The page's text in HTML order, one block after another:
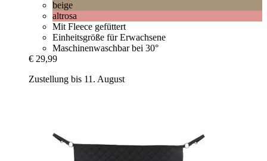
beige
altrosa
Mit Fleece gefüttert
Einheitsgröße für Erwachsene
Maschinenwaschbar bei 30°
€ 29,99
Zustellung bis 11. August